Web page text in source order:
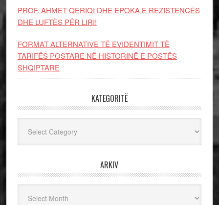
PROF. AHMET QERIQI DHE EPOKA E REZISTENCЁS
DHE LUFTЁS PЁR LIRI!
FORMAT ALTERNATIVE TË EVIDENTIMIT TË
TARIFËS POSTARE NË HISTORINË E POSTËS
SHQIPTARE
KATEGORITË
ARKIV